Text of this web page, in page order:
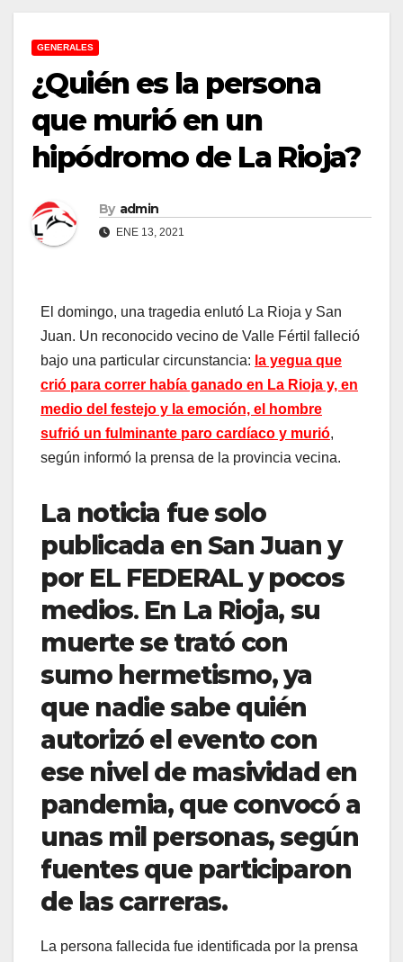
GENERALES
¿Quién es la persona
que murió en un
hipódromo de La Rioja?
By admin
ENE 13, 2021
El domingo, una tragedia enlutó La Rioja y San
Juan. Un reconocido vecino de Valle Fértil falleció
bajo una particular circunstancia: la yegua que
crió para correr había ganado en La Rioja y, en
medio del festejo y la emoción, el hombre
sufrió un fulminante paro cardíaco y murió,
según informó la prensa de la provincia vecina.
La noticia fue solo
publicada en San Juan y
por EL FEDERAL y pocos
medios. En La Rioja, su
muerte se trató con
sumo hermetismo, ya
que nadie sabe quién
autorizó el evento con
ese nivel de masividad en
pandemia, que convocó a
unas mil personas, según
fuentes que participaron
de las carreras.
La persona fallecida fue identificada por la prensa